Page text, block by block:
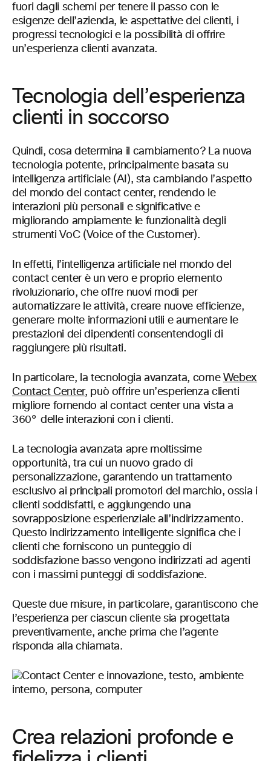
fuori dagli schemi per tenere il passo con le
esigenze dell’azienda, le aspettative dei clienti, i
progressi tecnologici e la possibilità di offrire
un’esperienza clienti avanzata.
Tecnologia dell’esperienza
clienti in soccorso
Quindi, cosa determina il cambiamento? La nuova
tecnologia potente, principalmente basata su
intelligenza artificiale (AI), sta cambiando l’aspetto
del mondo dei contact center, rendendo le
interazioni più personali e significative e
migliorando ampiamente le funzionalità degli
strumenti VoC (Voice of the Customer).
In effetti, l’intelligenza artificiale nel mondo del
contact center è un vero e proprio elemento
rivoluzionario, che offre nuovi modi per
automatizzare le attività, creare nuove efficienze,
generare molte informazioni utili e aumentare le
prestazioni dei dipendenti consentendogli di
raggiungere più risultati.
In particolare, la tecnologia avanzata, come Webex
Contact Center, può offrire un’esperienza clienti
migliore fornendo al contact center una vista a
360° delle interazioni con i clienti.
La tecnologia avanzata apre moltissime
opportunità, tra cui un nuovo grado di
personalizzazione, garantendo un trattamento
esclusivo ai principali promotori del marchio, ossia i
clienti soddisfatti, e aggiungendo una
sovrapposizione esperienziale all’indirizzamento.
Questo indirizzamento intelligente significa che i
clienti che forniscono un punteggio di
soddisfazione basso vengono indirizzati ad agenti
con i massimi punteggi di soddisfazione.
Queste due misure, in particolare, garantiscono che
l’esperienza per ciascun cliente sia progettata
preventivamente, anche prima che l’agente
risponda alla chiamata.
Crea relazioni profonde e